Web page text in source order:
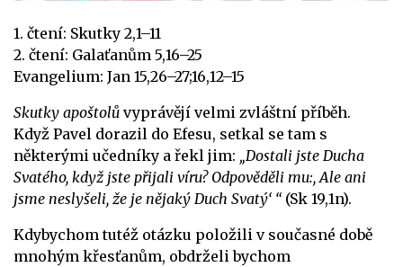
1. čtení: Skutky 2,1–11
2. čtení: Galaťanům 5,16–25
Evangelium: Jan 15,26–27;16,12–15
Skutky apoštolů vyprávějí velmi zvláštní příběh.
Když Pavel dorazil do Efesu, setkal se tam s
některými učedníky a řekl jim: „Dostali jste Ducha
Svatého, když jste přijali víru? Odpověděli mu:, Ale ani
jsme neslyšeli, že je nějaký Duch Svatý‘ “(Sk 19,1n).
Kdybychom tutéž otázku položili v současné době
mnohým křesťanům, obdrželi bychom